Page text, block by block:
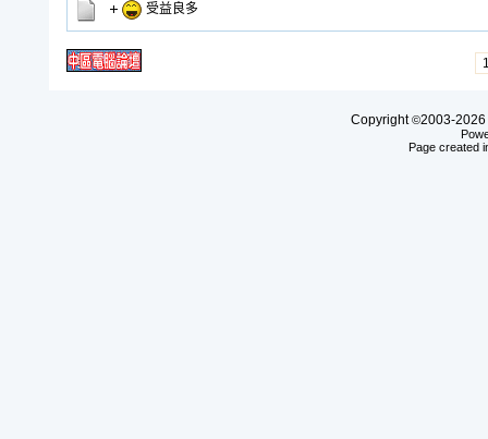
受益良多
Copyright©2003-2026
Page created